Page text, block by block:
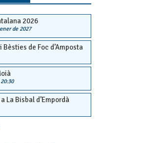
2026
de 2027
Bèsties de Foc d’Amposta
La Bisbal d’Empordà